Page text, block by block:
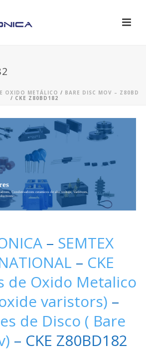
OXIDO METÁLICO / BARE DISC MOV – Z80BD
/ CKE Z80BD182
Condensadores ceramicos de alto voltaje, Varistores,
– SEMTEX
– CKE
de Oxido Metalico
varistors) –
de Disco ( Bare
– CKE Z80BD182